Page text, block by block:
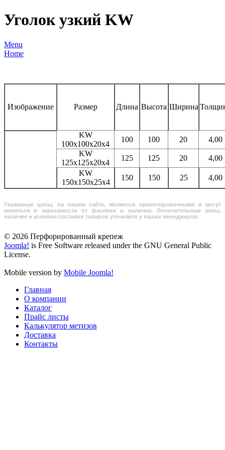
Уголок узкий KW
Menu
Home
Изображение Размер Длина Высота Ширина
KW
100x100x20x4
100 100 20
4,00
KW
125x125x20x4
125 125 20
4,00
KW
150x150x25x4
150 150 25 4,00
Указанные цены, на нашем сайте, являются ориентировочными и могут
меняться в зависимости от фасовки и наличия. Окончательные цены,
наличие и условия поставки товаров уточняйте у наших менеджеров.
© 2026 Перфорированный крепеж
Joomla! is Free Software released under the GNU General Public
License.
Mobile version by Mobile Joomla!
Главная
О компании
Каталог
Прайс листы
Калькулятор метизов
Доставка
Контакты